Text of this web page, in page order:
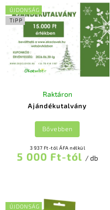
Legdrágább
Legnépszerűbb
termékek
ABC szerint
ÚJDONSÁG
TIPP
Ajándékutalvány
Raktáron
3 937 Ft-tól ÁFA nélkül
5 000 Ft-tól / db
Bővebben
ÚJDONSÁG